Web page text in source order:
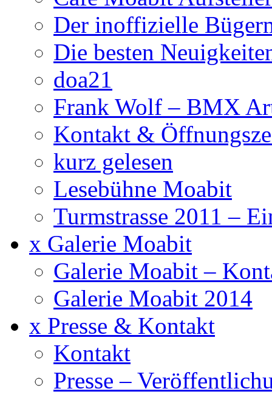
Der inoffizielle
Die besten
doa21
Frank Wolf – BMX
Kontakt &
kurz gelesen
Lesebühne Moabit
Turmstrasse 2011 –
x Galerie Moabit
Galerie Moabit –
Galerie Moabit 2014
x Presse & Kontakt
Kontakt
Presse –